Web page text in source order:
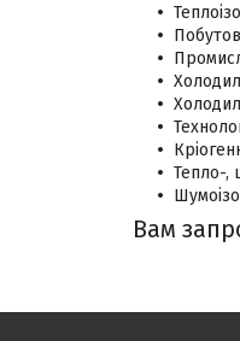
Тепло-,
Вам